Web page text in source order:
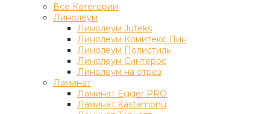
Все Категории
Линолеум
Линолеум Juteks
Линолеум Комитекс Лин
Линолеум Полистиль
Линолеум Синтерос
Линолеум на отрез
Ламинат
Ламинат Egger PRO
Ламинат Kastamonu